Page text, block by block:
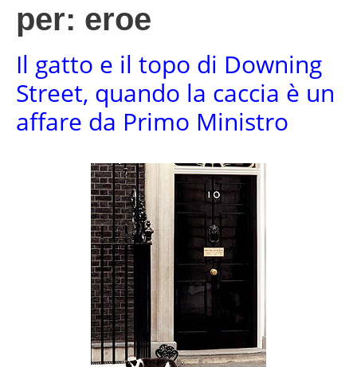
per: eroe
Il gatto e il topo di Downing
Street, quando la caccia è un
affare da Primo Ministro